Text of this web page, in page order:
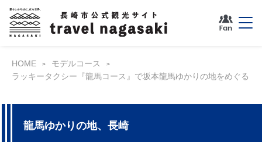
HOME
モデルコース
ラッキータクシー『龍馬コース』で坂本龍馬ゆかりの地をめぐる
龍馬ゆかりの地、長崎